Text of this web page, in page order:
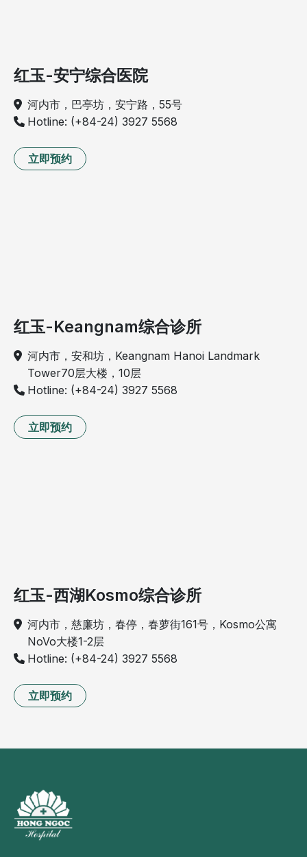
红玉-安宁综合医院
河内市，巴亭坊，安宁路，55号
Hotline: (+84-24) 3927 5568
立即预约
红玉-Keangnam综合诊所
河内市，安和坊，Keangnam Hanoi Landmark
Tower70层大楼，10层
Hotline: (+84-24) 3927 5568
立即预约
红玉-西湖Kosmo综合诊所
河内市，慈廉坊，春停，春萝街161号，Kosmo公寓
NoVo大楼1-2层
Hotline: (+84-24) 3927 5568
立即预约